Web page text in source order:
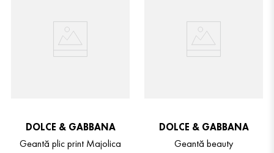
DOLCE & GABBANA
Geantă plic print Majolica
DOLCE & GABBANA
Geantă beauty